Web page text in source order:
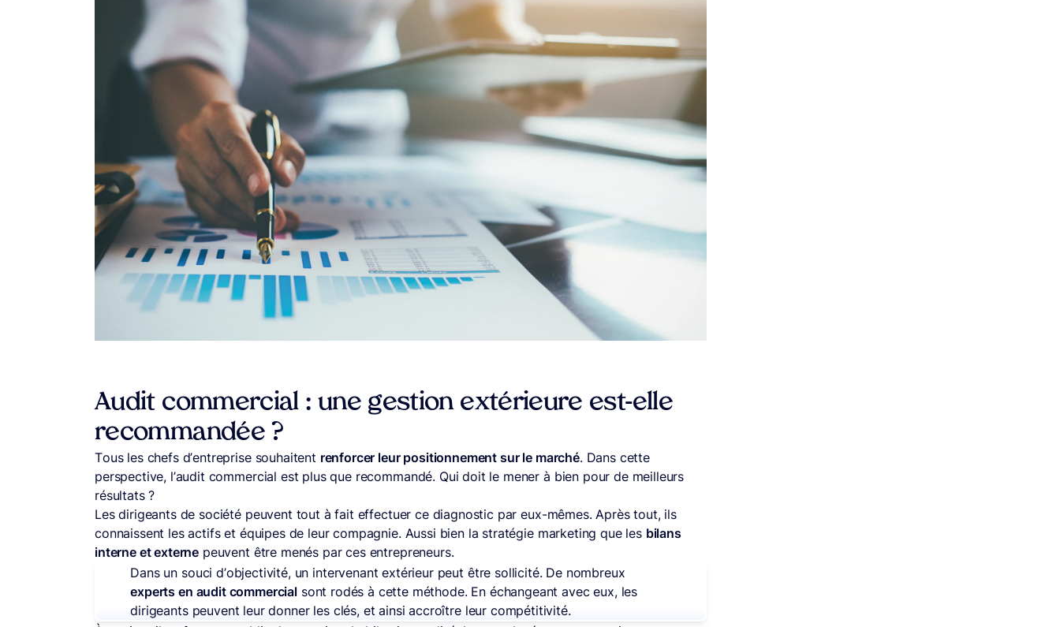
Audit commercial : une gestion extérieure est-elle
recommandée ?
Tous les chefs d’entreprise souhaitent renforcer leur positionnement sur le marché. Dans cette
perspective, l’audit commercial est plus que recommandé. Qui doit le mener à bien pour de meilleurs
résultats ?
Les dirigeants de société peuvent tout à fait effectuer ce diagnostic par eux-mêmes. Après tout, ils
connaissent les actifs et équipes de leur compagnie. Aussi bien la stratégie marketing que les bilans
interne et externe peuvent être menés par ces entrepreneurs.
Dans un souci d’objectivité, un intervenant extérieur peut être sollicité. De nombreux
experts en audit commercialsont rodés à cette méthode. En échangeant avec eux, les
dirigeants peuvent leur donner les clés, et ainsi accroître leur compétitivité.